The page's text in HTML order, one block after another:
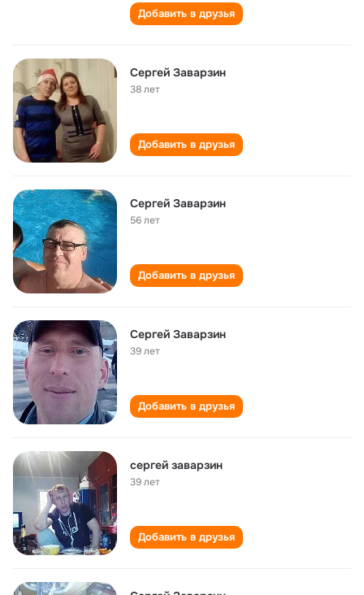
Добавить в друзья
Сергей Заварзин
38 лет
Добавить в друзья
Сергей Заварзин
56 лет
Добавить в друзья
Сергей Заварзин
39 лет
Добавить в друзья
сергей заварзин
39 лет
Добавить в друзья